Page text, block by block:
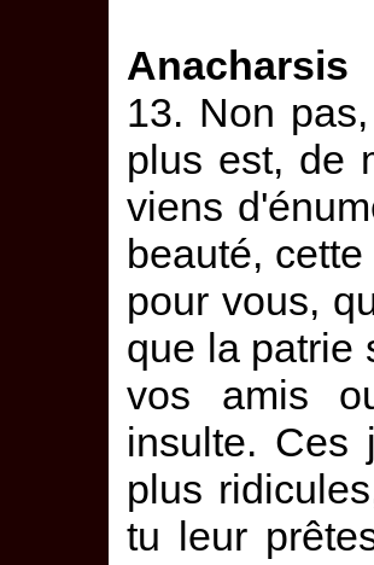
Anacharsis
13. Non
plus est, de
viens
beauté,
pour vous,
que la patrie
vos amis
insulte. Ces
plus
tu leur